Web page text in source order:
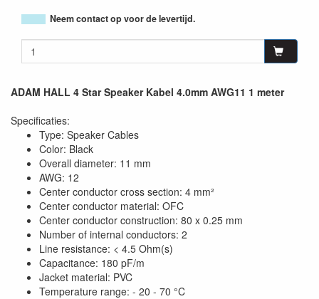
Neem contact op voor de levertijd.
ADAM HALL 4 Star Speaker Kabel 4.0mm AWG11 1 meter
Specificaties:
Type: Speaker Cables
Color: Black
Overall diameter: 11 mm
AWG: 12
Center conductor cross section: 4 mm²
Center conductor material: OFC
Center conductor construction: 80 x 0.25 mm
Number of internal conductors: 2
Line resistance: < 4.5 Ohm(s)
Capacitance: 180 pF/m
Jacket material: PVC
Temperature range: - 20 - 70 °C